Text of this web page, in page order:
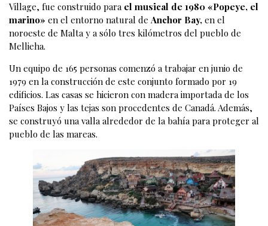
Village, fue construido para el musical de 1980 «Popeye, el
marino» en el entorno natural de Anchor Bay, en el
noroeste de Malta y a sólo tres kilómetros del pueblo de
Mellieha.
Un equipo de 165 personas comenzó a trabajar en junio de
1979 en la construcción de este conjunto formado por 19
edificios. Las casas se hicieron con madera importada de los
Países Bajos y las tejas son procedentes de Canadá. Además,
se construyó una valla alrededor de la bahía para proteger al
pueblo de las mareas.